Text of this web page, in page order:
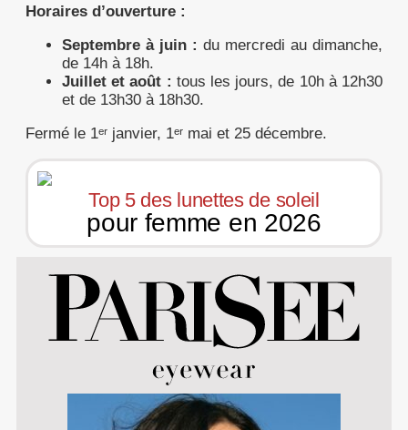
Horaires d’ouverture :
Septembre à juin : du mercredi au dimanche,
de 14h à 18h.
Juillet et août : tous les jours, de 10h à 12h30
et de 13h30 à 18h30.
Fermé le 1ᵉʳ janvier, 1ᵉʳ mai et 25 décembre.
Top 5 des lunettes de soleil
pour femme en 2026